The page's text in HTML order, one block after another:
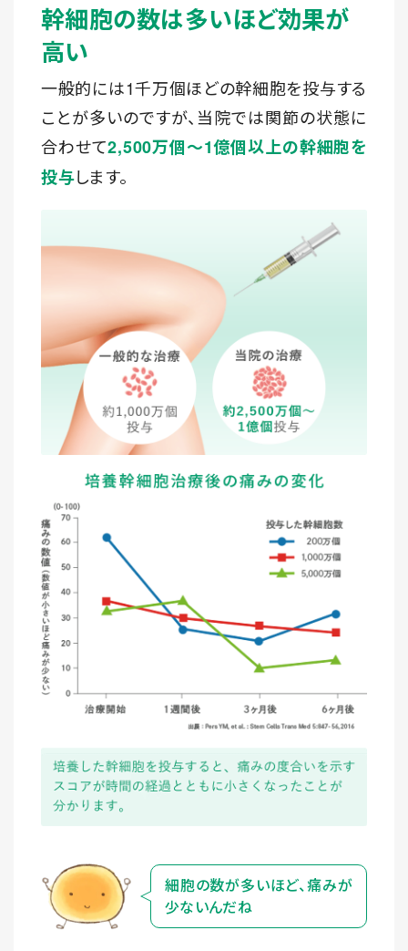
幹細胞の数は多いほど効果が
高い
一般的には1千万個ほどの幹細胞を投与する
ことが多いのですが、当院では関節の状態に
合わせて2,500万個～1億個以上の幹細胞を
投与します。
細胞の数が多いほど、痛みが
少ないんだね